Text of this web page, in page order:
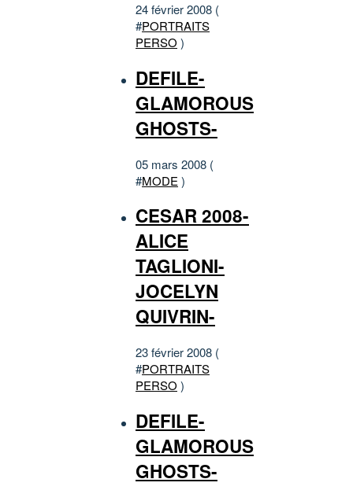
24 février 2008 (
#PORTRAITS
PERSO )
DEFILE-
GLAMOROUS
GHOSTS-
05 mars 2008 (
#MODE )
CESAR 2008-
ALICE
TAGLIONI-
JOCELYN
QUIVRIN-
23 février 2008 (
#PORTRAITS
PERSO )
DEFILE-
GLAMOROUS
GHOSTS-